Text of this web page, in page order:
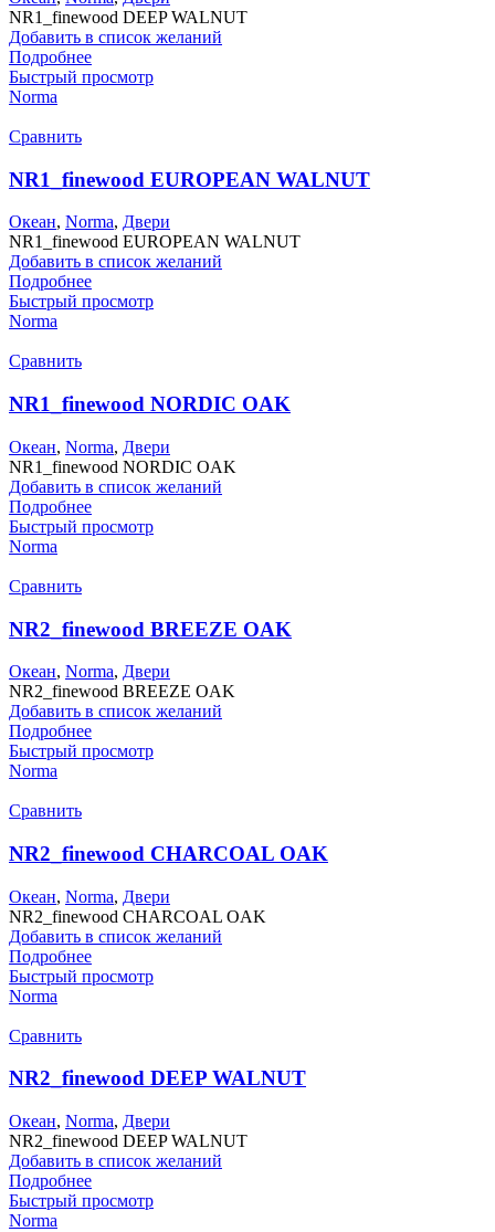
NR1_finewood DEEP WALNUT
Добавить в список желаний
Подробнее
Быстрый просмотр
Norma
Сравнить
NR1_finewood EUROPEAN WALNUT
Океан, Norma, Двери
NR1_finewood EUROPEAN WALNUT
Добавить в список желаний
Подробнее
Быстрый просмотр
Norma
Сравнить
NR1_finewood NORDIC OAK
Океан, Norma, Двери
NR1_finewood NORDIC OAK
Добавить в список желаний
Подробнее
Быстрый просмотр
Norma
Сравнить
NR2_finewood BREEZE OAK
Океан, Norma, Двери
NR2_finewood BREEZE OAK
Добавить в список желаний
Подробнее
Быстрый просмотр
Norma
Сравнить
NR2_finewood CHARCOAL OAK
Океан, Norma, Двери
NR2_finewood CHARCOAL OAK
Добавить в список желаний
Подробнее
Быстрый просмотр
Norma
Сравнить
NR2_finewood DEEP WALNUT
Океан, Norma, Двери
NR2_finewood DEEP WALNUT
Добавить в список желаний
Подробнее
Быстрый просмотр
Norma